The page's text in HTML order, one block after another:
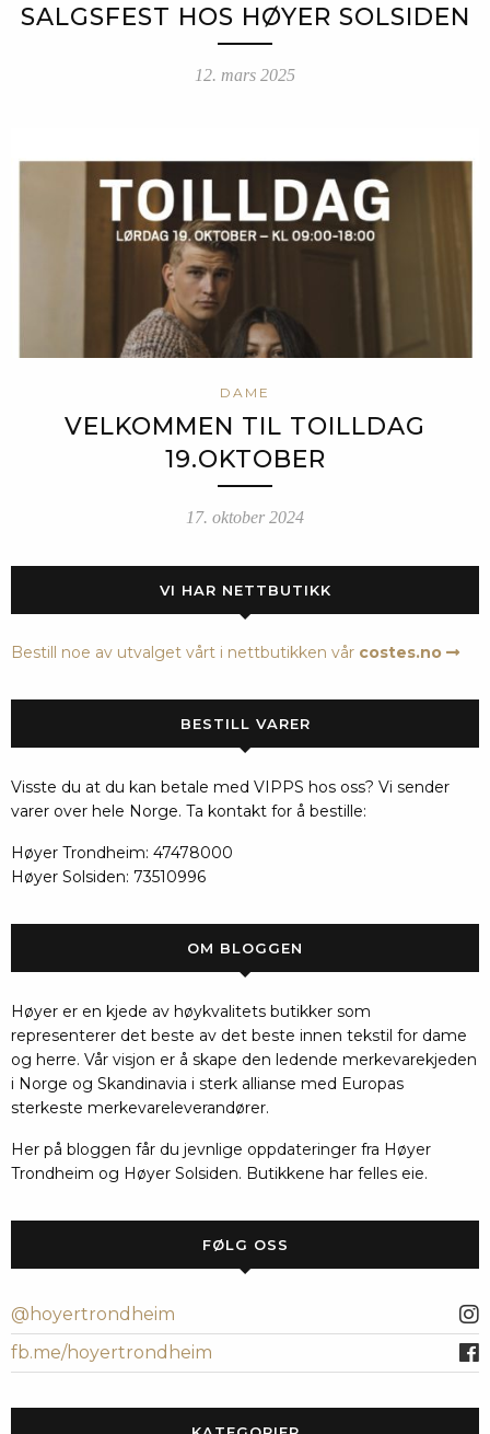
SALGSFEST HOS HØYER SOLSIDEN
12. mars 2025
DAME
VELKOMMEN TIL TOILLDAG
19.OKTOBER
17. oktober 2024
VI HAR NETTBUTIKK
Bestill noe av utvalget vårt i nettbutikken vår costes.no
BESTILL VARER
Visste du at du kan betale med VIPPS hos oss? Vi sender
varer over hele Norge. Ta kontakt for å bestille:
Høyer Trondheim: 47478000
Høyer Solsiden: 73510996
OM BLOGGEN
Høyer er en kjede av høykvalitets butikker som
representerer det beste av det beste innen tekstil for dame
og herre. Vår visjon er å skape den ledende merkevarekjeden
i Norge og Skandinavia i sterk allianse med Europas
sterkeste merkevareleverandører.
Her på bloggen får du jevnlige oppdateringer fra Høyer
Trondheim og Høyer Solsiden. Butikkene har felles eie.
FØLG OSS
@hoyertrondheim
fb.me/hoyertrondheim